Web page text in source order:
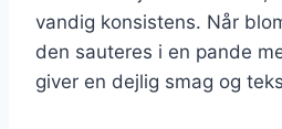
vandig konsistens. Når
den sauteres i en pande
giver en dejlig smag og